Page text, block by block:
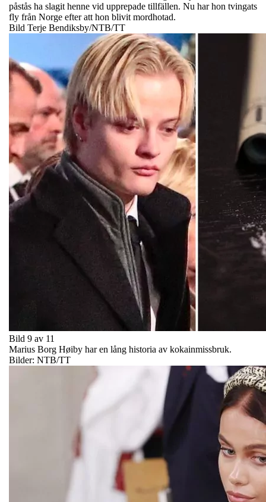
påstås ha slagit henne vid upprepade tillfällen. Nu har hon tvingats
fly från Norge efter att hon blivit mordhotad.
Bild Terje Bendiksby/NTB/TT
Bild 9 av 11
Marius Borg Høiby har en lång historia av kokainmissbruk.
Bilder: NTB/TT